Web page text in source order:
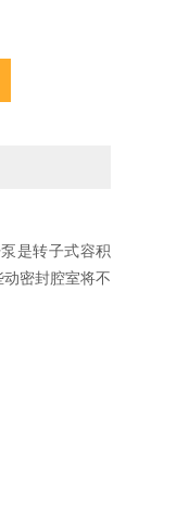
是转子式容积
密封腔室将不